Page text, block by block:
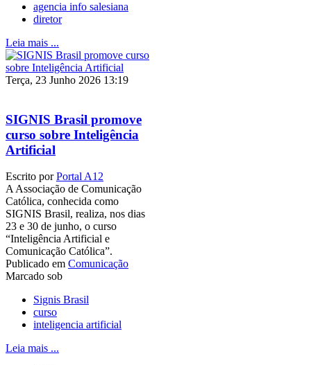
agencia info salesiana
diretor
Leia mais ...
Terça, 23 Junho 2026 13:19
SIGNIS Brasil promove
curso sobre Inteligência
Artificial
Escrito porPortal A12
A Associação de Comunicação
Católica, conhecida como
SIGNIS Brasil, realiza, nos dias
23 e 30 de junho, o curso
“Inteligência Artificial e
Comunicação Católica”.
Publicado em Comunicação
Marcado sob
Signis Brasil
curso
inteligencia artificial
Leia mais ...